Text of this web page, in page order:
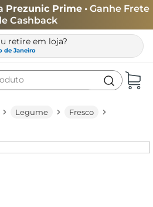
Prezunic Prime • Ganhe Frete
Cashback
retire em loja?
de Janeiro
Legume
Fresco